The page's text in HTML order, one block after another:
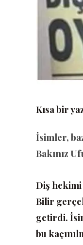
Kısa bir
İsimler,
Bakınız
Diş hekimi
Bilir
getirdi.
bu